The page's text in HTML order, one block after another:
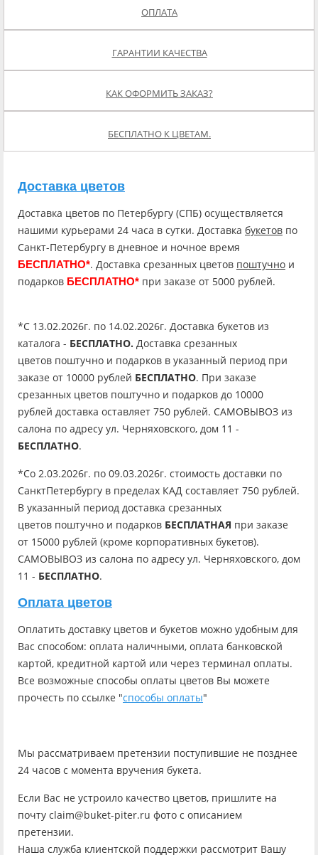
ОПЛАТА
ГАРАНТИИ КАЧЕСТВА
КАК ОФОРМИТЬ ЗАКАЗ?
БЕСПЛАТНО К ЦВЕТАМ.
Доставка цветов
Доставка цветов по Петербургу (СПБ) осуществляется
нашими курьерами 24 часа в сутки. Доставка букетов по
Санкт-Петербургу в дневное и ночное время
БЕСПЛАТНО*. Доставка срезанных цветов поштучно и
подарков БЕСПЛАТНО* при заказе от 5000 рублей.
*C 13.02.2026г. по 14.02.2026г. Доставка букетов из
каталога - БЕСПЛАТНО. Доставка срезанных
цветов поштучно и подарков в указанный период при
заказе от 10000 рублей БЕСПЛАТНО. При заказе
срезанных цветов поштучно и подарков до 10000
рублей доставка оставляет 750 рублей. САМОВЫВОЗ из
салона по адресу ул. Черняховского, дом 11 -
БЕСПЛАТНО.
*Со 2.03.2026г. по 09.03.2026г. стоимость доставки по
СанктПетербургу в пределах КАД составляет 750 рублей.
В указанный период доставка срезанных
цветов поштучно и подарков БЕСПЛАТНАЯ при заказе
от 15000 рублей (кроме корпоративных букетов).
САМОВЫВОЗ из салона по адресу ул. Черняховского, дом
11 - БЕСПЛАТНО.
Оплата цветов
Оплатить доставку цветов и букетов можно удобным для
Вас способом: оплата наличными, оплата банковской
картой, кредитной картой или через терминал оплаты.
Все возможные способы оплаты цветов Вы можете
прочесть по ссылке "способы оплаты"
Мы рассматриваем претензии поступившие не позднее
24 часов с момента вручения букета.
Если Вас не устроило качество цветов, пришлите на
почту claim@buket-piter.ru фото с описанием
претензии.
Наша служба клиентской поддержки рассмотрит Вашу